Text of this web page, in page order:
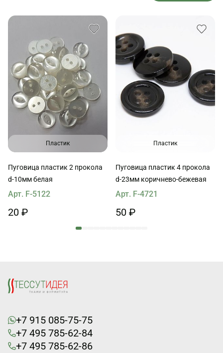
Пластик
Пуговица пластик 2 прокола
d-10мм белая
Арт. F-5122
20 ₽
Пластик
Пуговица пластик 4 прокола
d-23мм коричнево-бежевая
Арт. F-4721
50 ₽
+7 915 085-75-75
+7 495 785-62-84
+7 495 785-62-86